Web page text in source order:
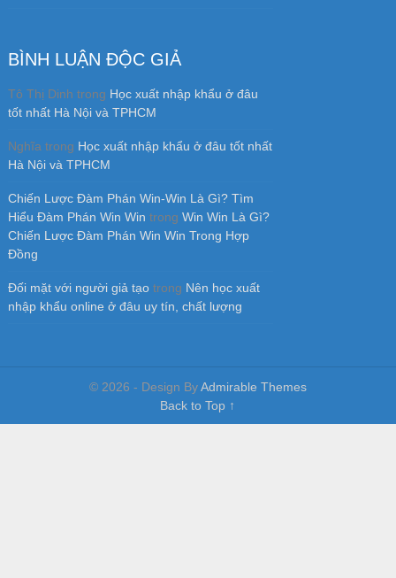
BÌNH LUẬN ĐỘC GIẢ
Tô Thị Dinh trong Học xuất nhập khẩu ở đâu
tốt nhất Hà Nội và TPHCM
Nghĩatrong Học xuất nhập khẩu ở đâu tốt nhất
Hà Nội và TPHCM
Chiến Lược Đàm Phán Win-Win Là Gì? Tìm
Hiểu Đàm Phán Win Win trong Win Win Là Gì?
Chiến Lược Đàm Phán Win Win Trong Hợp
Đồng
Đối mặt với người giả tạotrong Nên học xuất
nhập khẩu online ở đâu uy tín, chất lượng
© 2026 - Design ByAdmirable Themes
Back to Top ↑